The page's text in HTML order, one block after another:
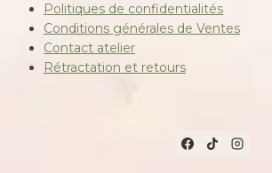
Politiques de confidentialités
Conditions générales de Ventes
Contact atelier
Rétractation et retours